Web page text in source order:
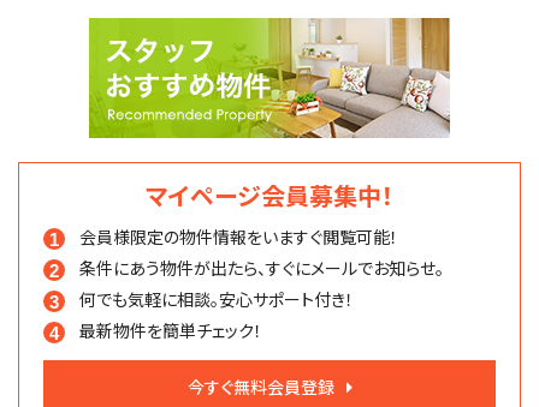
マイページ会員募集中！
会員様限定の物件情報をいますぐ閲覧可能！
条件にあう物件が出たら、すぐにメールでお知らせ。
何でも気軽に相談。安心サポート付き！
最新物件を簡単チェック！
今すぐ無料会員登録